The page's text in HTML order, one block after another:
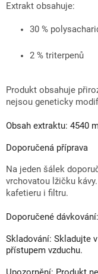
Extrakt obsahuje:
30 %
2 % triterpenů
Produkt obsahuje
nejsou geneticky
Obsah extraktu: 4540
Doporučená příprava
Na jeden šálek
vrchovatou lžičku
kafetieru i filtru.
Doporučené dávkování:
Skladování: Skladujte
přístupem vzduchu.